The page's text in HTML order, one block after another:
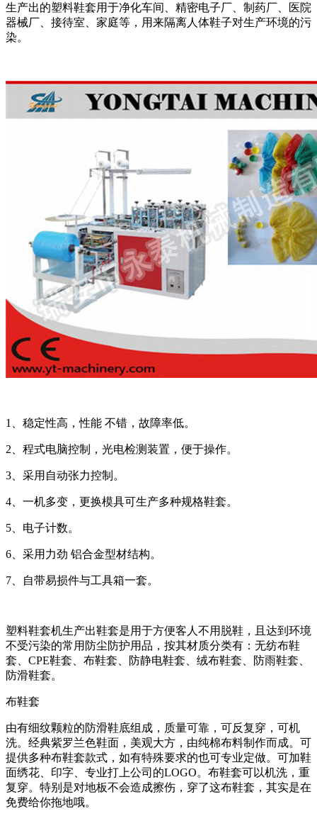
生产出的塑料鞋套用于净化车间、精密电子厂、制药厂、医院
器械厂、接待室、家庭等，用来隔离人体鞋子对生产环境的污
染。
1、稳定性高，性能 不错，故障率低。
2、程式电脑控制，光电检测装置，便于操作。
3、采用自动张力控制。
4、一机多变，更换模具可生产多种规格鞋套。
5、电子计数。
6、采用力劲 铝合金型材结构。
7、自带易损件与工具箱一套。
塑料鞋套机生产出鞋套是用于方便客人不用脱鞋，且达到环境
不受污染的常用防尘防护用品，按其材质分类有：无纺布鞋
套、CPE鞋套、布鞋套、防静电鞋套、绒布鞋套、防雨鞋套、
防滑鞋套。
布鞋套
由有细纹颗粒的防滑鞋底组成，质量可靠，可反复穿，可机
洗。经典紫罗兰色鞋面，美观大方，由纯棉布料制作而成。可
提供多种布鞋套款式，如有特殊要求的也可专业定做。可加鞋
面绣花、印字、专业打上公司的LOGO。布鞋套可以机洗，重
复穿。特别是对地板不会造成擦伤，穿了这布鞋套，其实是在
免费给你拖地哦。